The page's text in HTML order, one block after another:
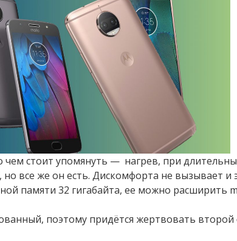
чем стоит упомянуть — нагрев, при
все же он есть. Дискомфорта не вызывает и
памяти 32 гигабайта, ее можно расширить
поэтому придётся жертвовать второй